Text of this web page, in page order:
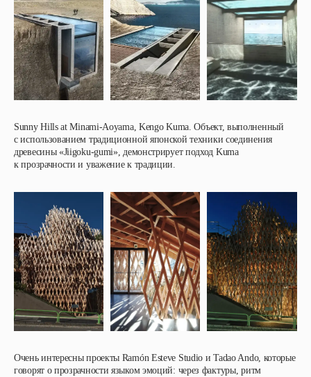
Sunny Hills at Minami‑Aoyama, Kengo Kuma. Объект, выполненный
с использованием традиционной японской техники соединения
древесины «Jiigoku-gumi», демонстрирует подход Kuma
к прозрачности и уважение к традиции.
Очень интересны проекты Ramón Esteve Studio и Tadao Ando, которые
говорят о прозрачности языком эмоций: через фактуры, ритм